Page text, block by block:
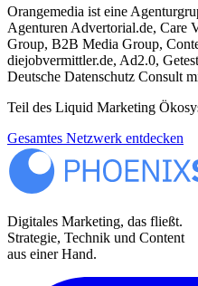
Orangemedia ist eine
Agenturen Advertorial.de, Care
Group, B2B Media Group,
diejobvermittler.de, Ad2.0,
Deutsche Datenschutz Consult
Teil des Liquid Marketing
Gesamtes Netzwerk entdecken
Digitales Marketing, das fließt.
Strategie, Technik und Content
aus einer Hand.